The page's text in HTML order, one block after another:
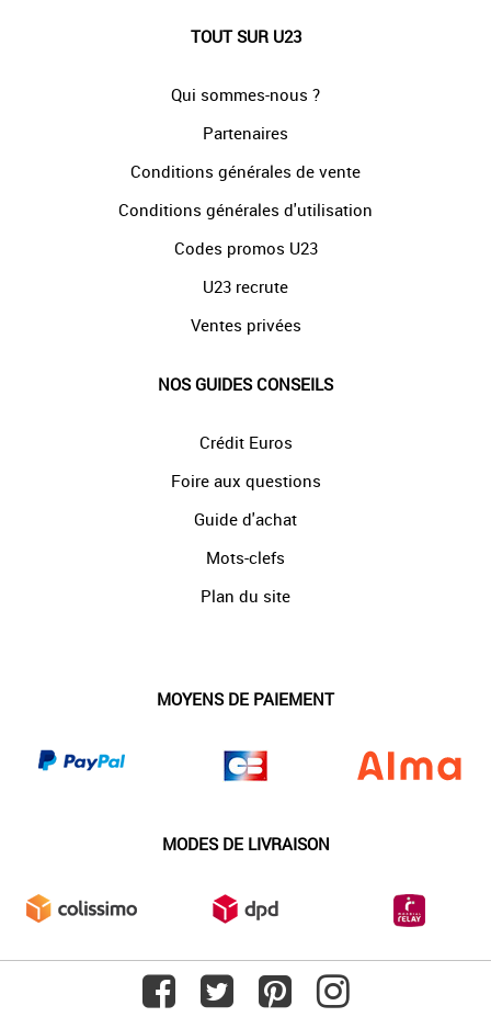
TOUT SUR U23
Qui sommes-nous ?
Partenaires
Conditions générales de vente
Conditions générales d'utilisation
Codes promos U23
U23 recrute
Ventes privées
NOS GUIDES CONSEILS
Crédit Euros
Foire aux questions
Guide d'achat
Mots-clefs
Plan du site
MOYENS DE PAIEMENT
MODES DE LIVRAISON